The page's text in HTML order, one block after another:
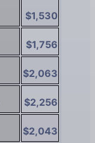
$1,530
$1,756
$2,063
$2,256
$2,043